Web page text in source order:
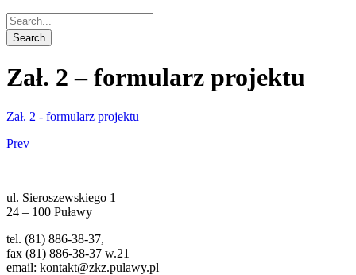
Zał. 2 – formularz projektu
Zał. 2 - formularz projektu
Prev
ul. Sieroszewskiego 1
24 – 100 Puławy
tel. (81) 886-38-37,
fax (81) 886-38-37 w.21
email: kontakt@zkz.pulawy.pl